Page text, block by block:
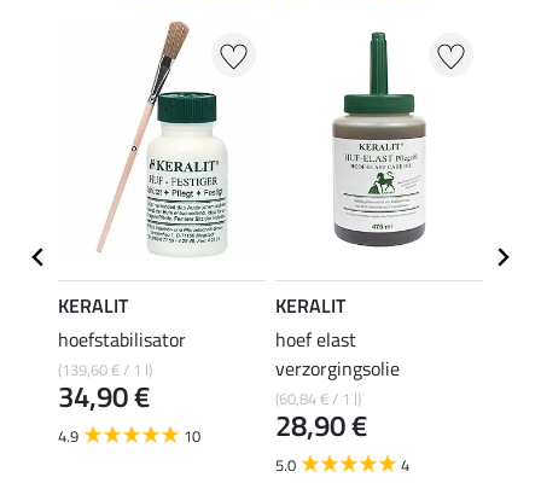
KERALIT
hoefstabilisator
(139,60 € / 1 l)
34,90 €
4.9 10
KERALIT
hoef elast
verzorgingsolie
(60,84 € / 1 l)
28,90 €
5.0 4